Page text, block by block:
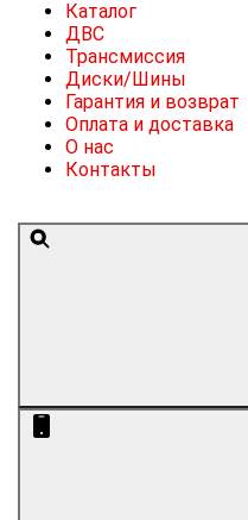
Каталог
ДВС
Трансмиссия
Диски/Шины
Гарантия и возврат
Оплата и доставка
О нас
Контакты